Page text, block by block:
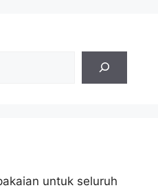
untuk seluruh